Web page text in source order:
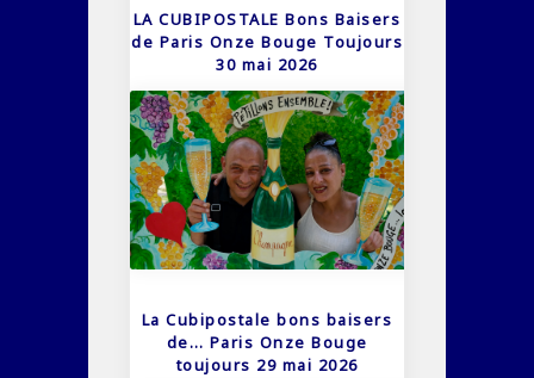
LA CUBIPOSTALE Bons Baisers
de Paris Onze Bouge Toujours
30 mai 2026
La Cubipostale bons baisers
de… Paris Onze Bouge
toujours 29 mai 2026